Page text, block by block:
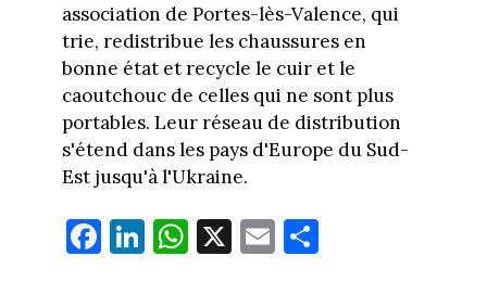
association de Portes-lès-Valence, qui
trie, redistribue les chaussures en
bonne état et recycle le cuir et le
caoutchouc de celles qui ne sont plus
portables. Leur réseau de distribution
s'étend dans les pays d'Europe du Sud-
Est jusqu'à l'Ukraine.
Fa
ce
Li
nk
W
ha
X E
m
Pa